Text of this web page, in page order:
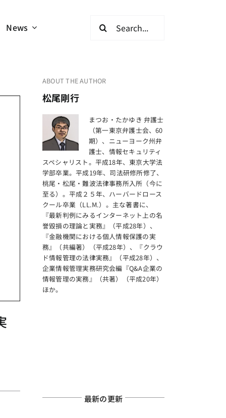
News
ABOUT THE AUTHOR
松尾剛行
まつお・たかゆき 弁護士
（第一東京弁護士会、60
期）、ニューヨーク州弁
護士、情報セキュリティ
スペシャリスト。平成18年、東京大学法
学部卒業。平成19年、司法研修所修了、
桃尾・松尾・難波法律事務所入所（今に
至る）。平成２５年、ハーバードロース
クール卒業（LL.M.）。主な著書に、
『最新判例にみるインターネット上の名
誉毀損の理論と実務』（平成28年）、
『金融機関における個人情報保護の実
務』（共編著）（平成28年）、『クラウ
ド情報管理の法律実務』（平成28年）、
企業情報管理実務研究会編『Q&A企業の
情報管理の実務』（共著）（平成20年）
ほか。
最新の更新